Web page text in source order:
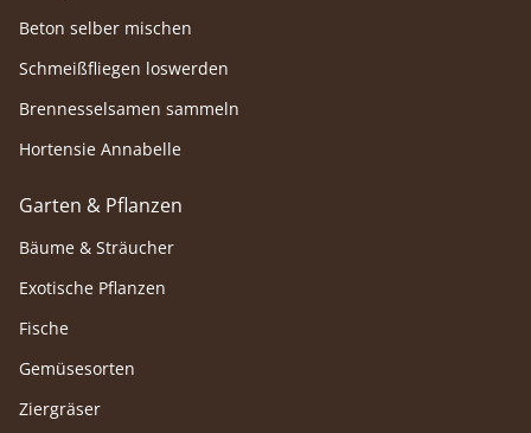
Beton selber mischen
Schmeißfliegen loswerden
Brennesselsamen sammeln
Hortensie Annabelle
Garten & Pflanzen
Bäume & Sträucher
Exotische Pflanzen
Fische
Gemüsesorten
Ziergräser